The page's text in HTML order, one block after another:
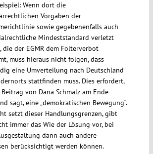
Wenn dort die
Vorgaben der
sowie gegebenenfalls auch
Mindeststandard verletzt
die der EGMR dem Folterverbot
muss hieraus nicht folgen, dass
eine Umverteilung nach Deutschland
stattfinden muss. Dies erfordert,
von Dana Schmalz am Ende
sagt, eine „demokratischen Bewegung“.
setzt dieser Handlungsgrenzen, gibt
immer das Wie der Lösung vor, bei
dann auch andere
berücksichtigt werden können.